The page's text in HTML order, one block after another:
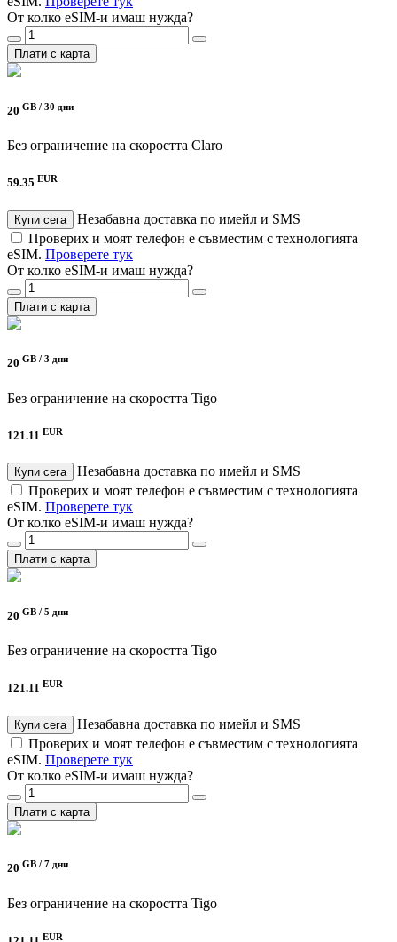
От колко eSIM-и имаш нужда?
Плати с карта
20 GB / 30 дни
Без ограничение на скоростта Claro
59.35 EUR
Купи сега
Незабавна доставка по имейл и SMS
Проверих и моят телефон е съвместим с технологията
eSIM. Проверете тук
От колко eSIM-и имаш нужда?
Плати с карта
20 GB / 3 дни
Без ограничение на скоростта Tigo
121.11 EUR
Купи сега
Незабавна доставка по имейл и SMS
Проверих и моят телефон е съвместим с технологията
eSIM. Проверете тук
От колко eSIM-и имаш нужда?
Плати с карта
20 GB / 5 дни
Без ограничение на скоростта Tigo
121.11 EUR
Купи сега
Незабавна доставка по имейл и SMS
Проверих и моят телефон е съвместим с технологията
eSIM. Проверете тук
От колко eSIM-и имаш нужда?
Плати с карта
20 GB / 7 дни
Без ограничение на скоростта Tigo
EUR